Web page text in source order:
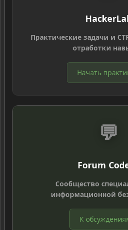
Практические задачи и
отработки
Начать
💬
Forum
Сообщество
информационной
К